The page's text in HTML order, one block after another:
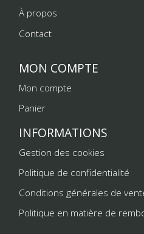
À propos
Contact
MON COMPTE
Mon compte
Panier
INFORMATIONS
Gestion des cookies
Politique de confidentialité
Conditions générales de
Politique en matière de